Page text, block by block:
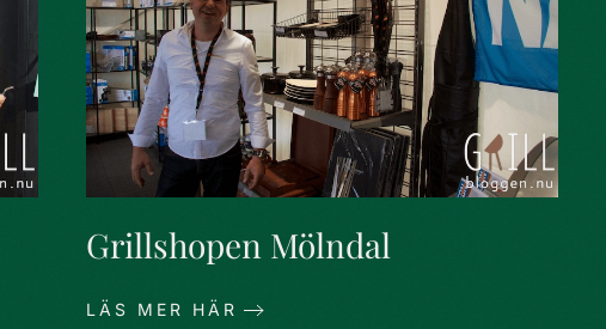
Grillshopen Mölndal
LÄS MER HÄR